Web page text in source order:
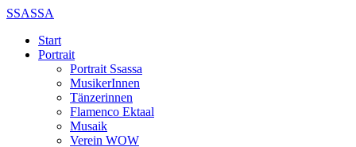
SSASSA
Start
Portrait
Portrait Ssassa
MusikerInnen
Tänzerinnen
Flamenco Ektaal
Musaik
Verein WOW